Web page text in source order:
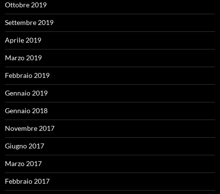
Ottobre 2019
Settembre 2019
Aprile 2019
Marzo 2019
Febbraio 2019
Gennaio 2019
Gennaio 2018
Novembre 2017
Giugno 2017
Marzo 2017
Febbraio 2017